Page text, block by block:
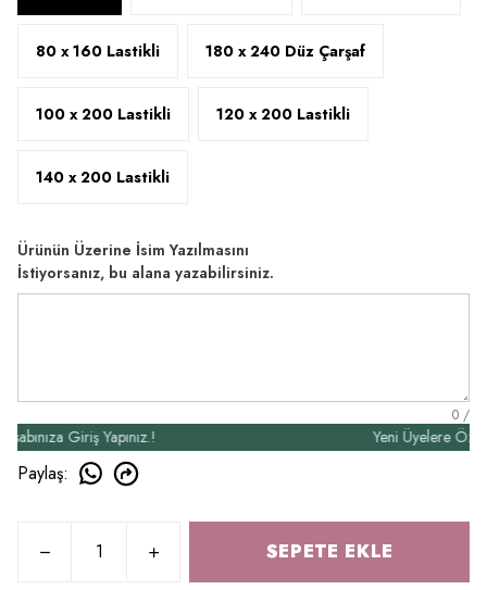
80 x 160 Lastikli 180 x 240 Düz Çarşaf
100 x 200 Lastikli 120 x 200 Lastikli
140 x 200 Lastikli
Ürünün Üzerine İsim Yazılmasını
İstiyorsanız, bu alana yazabilirsiniz.
0 /
Giriş Yapınız.! Yeni Üyelere Özel
Paylaş:
SEPETE EKLE